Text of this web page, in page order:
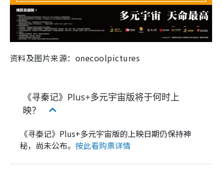
资料及图片来源：onecoolpictures
《寻秦记》Plus+多元宇宙版将于何时上
映？
《寻秦记》Plus+多元宇宙版的上映日期仍保持神
秘，尚未公布。 按此看购票详情